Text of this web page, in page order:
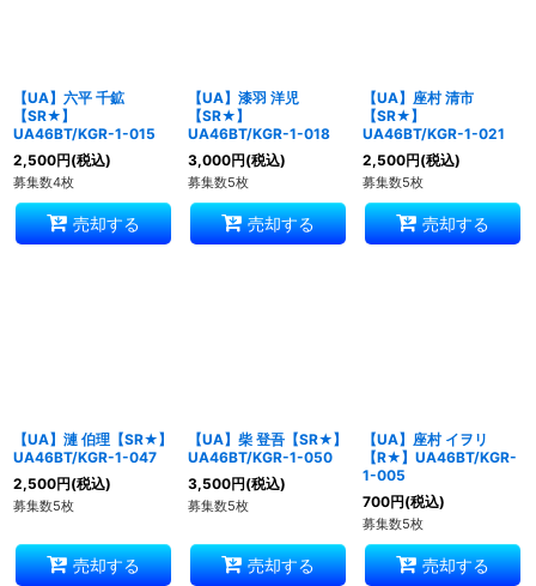
【UA】六平 千鉱
【SR★】
UA46BT/KGR-1-015
2,500円(税込)
募集数4枚
売却する
【UA】漆羽 洋児
【SR★】
UA46BT/KGR-1-018
3,000円(税込)
募集数5枚
売却する
【UA】座村 清市
【SR★】
UA46BT/KGR-1-021
2,500円(税込)
募集数5枚
売却する
【UA】漣 伯理【SR★】
UA46BT/KGR-1-047
2,500円(税込)
募集数5枚
売却する
【UA】柴 登吾【SR★】
UA46BT/KGR-1-050
3,500円(税込)
募集数5枚
売却する
【UA】座村 イヲリ
【R★】UA46BT/KGR-
1-005
700円(税込)
募集数5枚
売却する